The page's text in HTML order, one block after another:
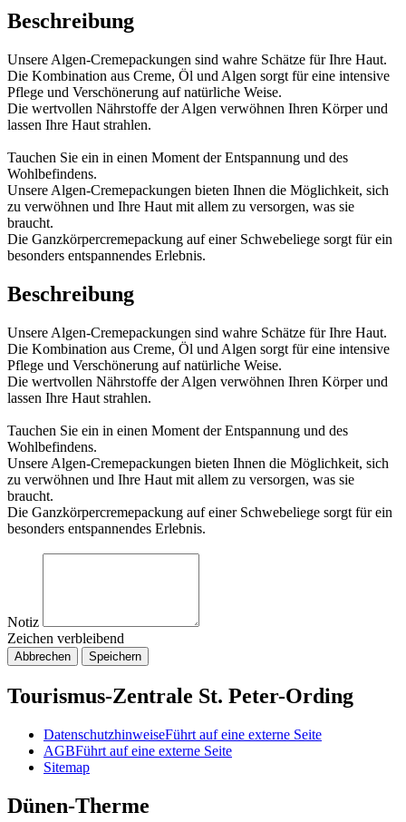
Beschreibung
Unsere Algen-Cremepackungen sind wahre Schätze für Ihre Haut.
Die Kombination aus Creme, Öl und Algen sorgt für eine intensive
Pflege und Verschönerung auf natürliche Weise.
Die wertvollen Nährstoffe der Algen verwöhnen Ihren Körper und
lassen Ihre Haut strahlen.
Tauchen Sie ein in einen Moment der Entspannung und des
Wohlbefindens.
Unsere Algen-Cremepackungen bieten Ihnen die Möglichkeit, sich
zu verwöhnen und Ihre Haut mit allem zu versorgen, was sie
braucht.
Die Ganzkörpercremepackung auf einer Schwebeliege sorgt für ein
besonders entspannendes Erlebnis.
Beschreibung
Unsere Algen-Cremepackungen sind wahre Schätze für Ihre Haut.
Die Kombination aus Creme, Öl und Algen sorgt für eine intensive
Pflege und Verschönerung auf natürliche Weise.
Die wertvollen Nährstoffe der Algen verwöhnen Ihren Körper und
lassen Ihre Haut strahlen.
Tauchen Sie ein in einen Moment der Entspannung und des
Wohlbefindens.
Unsere Algen-Cremepackungen bieten Ihnen die Möglichkeit, sich
zu verwöhnen und Ihre Haut mit allem zu versorgen, was sie
braucht.
Die Ganzkörpercremepackung auf einer Schwebeliege sorgt für ein
besonders entspannendes Erlebnis.
Notiz
Zeichen verbleibend
Abbrechen Speichern
Tourismus-Zentrale St. Peter-Ording
DatenschutzhinweiseFührt auf eine externe Seite
AGBFührt auf eine externe Seite
Sitemap
Dünen-Therme